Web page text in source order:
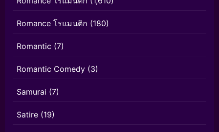
Romance โรแมนติก (180)
Romantic (7)
Romantic Comedy (3)
Samurai (7)
Satire (19)